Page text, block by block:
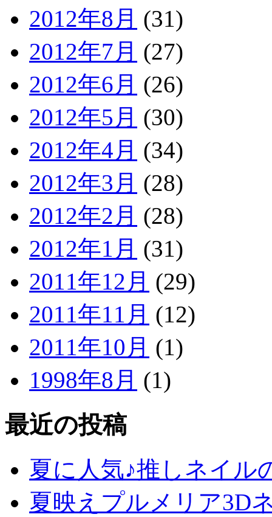
2012年8月 (31)
2012年7月 (27)
2012年6月 (26)
2012年5月 (30)
2012年4月 (34)
2012年3月 (28)
2012年2月 (28)
2012年1月 (31)
2011年12月 (29)
2011年11月 (12)
2011年10月 (1)
1998年8月 (1)
最近の投稿
夏に人気♪推しネイル
夏映えプルメリア3D